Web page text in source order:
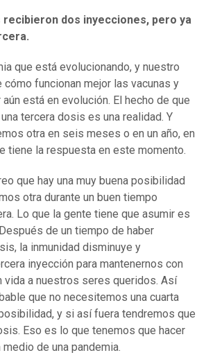
recibieron dos inyecciones, pero ya
que está evolucionando, y nuestro
funcionan mejor las vacunas y
está en evolución. El hecho de que
tercera dosis es una realidad. Y
otra en seis meses o en un año, en
tiene la respuesta en este momento.
que hay una muy buena posibilidad
otra durante un buen tiempo
Lo que la gente tiene que asumir es
de un tiempo de haber
la inmunidad disminuye y
inyección para mantenernos con
vida a nuestros seres queridos. Así
que no necesitemos una cuarta
y si así fuera tendremos que
Eso es lo que tenemos que hacer
de una pandemia.